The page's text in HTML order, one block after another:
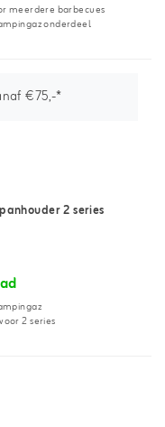
meerdere barbecues
onderdeel
€75,-*
2 series
2 series